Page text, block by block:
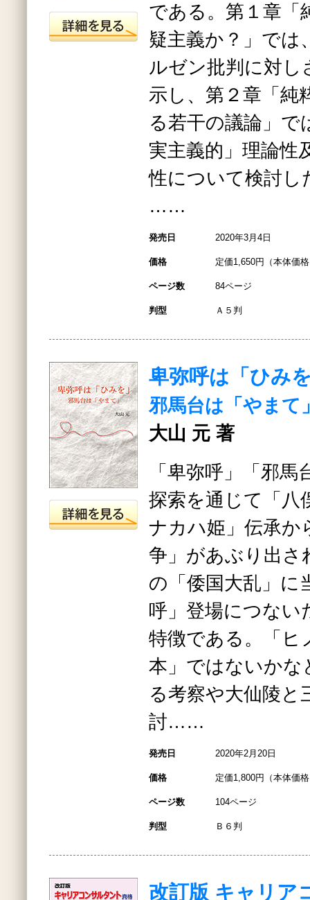
である。第１章「
疑主義か？」では
ルゼン批判に対し
示し、第２章「純
る若干の議論」で
実主義的」理論性
性について検討し
……
発売日 2020年3月4日
価格 定価1,650円（本体価
ページ数 84ページ
判型 Ａ５判
卑弥呼は「ひみ
邪馬台は「やまて
大山 元 著
「卑弥呼」「邪
探索を通じて「八
ナカハ姫」伝承か
争」があぶり出さ
の「倭国大乱」に
呼」登場につない
特徴である。「ヒ
本」ではないかな
る考察や大仙陵と
討……
発売日 2020年2月20日
価格 定価1,800円（本体価
ページ数 104ページ
判型 Ｂ６判
改訂版 キャリア